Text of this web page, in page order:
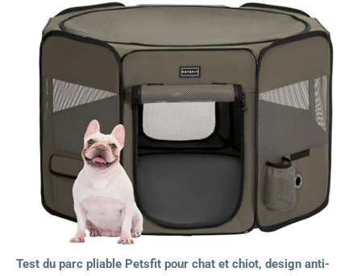
Test du parc pliable Petsfit pour chat et chiot, design anti-